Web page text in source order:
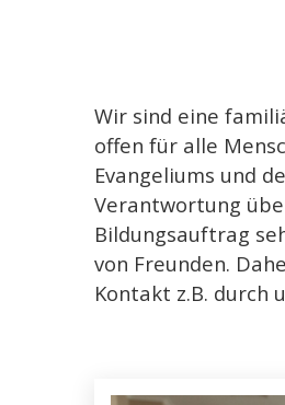
Wir sind eine
offen für alle
Evangeliums und
Verantwortung
Bildungsauftrag
von Freunden.
Kontakt z.B. durch